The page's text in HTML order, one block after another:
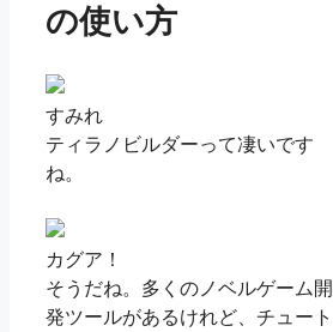
の使い方
すみれ
ティラノビルダーって凄いです
ね。
カグア！
そうだね。多くのノベルゲーム開
発ツールがあるけれど、チュート